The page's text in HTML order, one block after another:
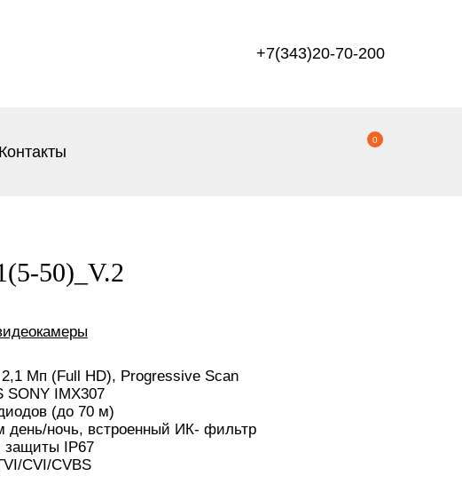
+7(343)20-70-200
Контакты
0
50)_V.2
2,1 Мп (Full HD), Progressive Scan
SONY IMX307
(до 70 м)
день/ночь, встроенный ИК- фильтр
защиты IР67
CVI/CVBS